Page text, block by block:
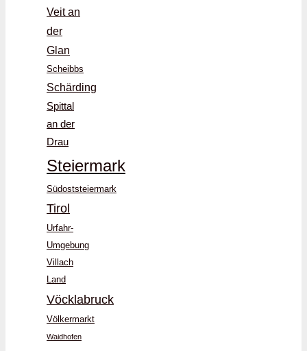
Veit an
der
Glan
Scheibbs
Schärding
Spittal
an der
Drau
Steiermark
Südoststeiermark
Tirol
Urfahr-
Umgebung
Villach
Land
Vöcklabruck
Völkermarkt
Waidhofen